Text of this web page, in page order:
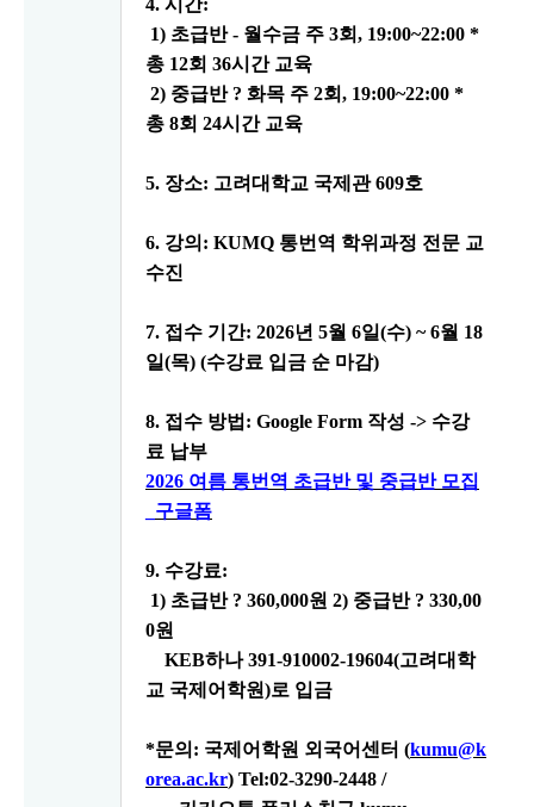
4. 시간:
1) 초급반- 월수금 주 3회, 19:00~22:00 *
총 12회 36시간 교육
2) 중급반 ? 화목 주 2회, 19:00~22:00 *
총 8회 24시간 교육
5. 장소: 고려대학교 국제관609호
6. 강의 : KUMQ 통번역 학위과정 전문 교
수진
7. 접수 기간: 2026년 5월 6일(수) ~ 6월 18
일(목) (수강료 입금 순 마감)
8. 접수 방법 : Google Form 작성 -> 수강
료 납부
2026 여름 통번역 초급반 및 중급반 모집
구글폼
9. 수강료:
1) 초급반 ? 360,000원 2) 중급반 ? 330,00
0원
KEB하나391-910002-19604(고려대학
교 국제어학원)로 입금
*문의 : 국제어학원 외국어센터 (kumu@k
orea.ac.kr) Tel:02-3290-2448 /